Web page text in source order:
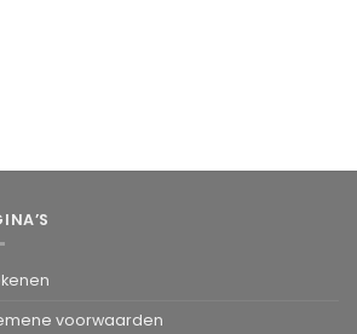
voorwaarden